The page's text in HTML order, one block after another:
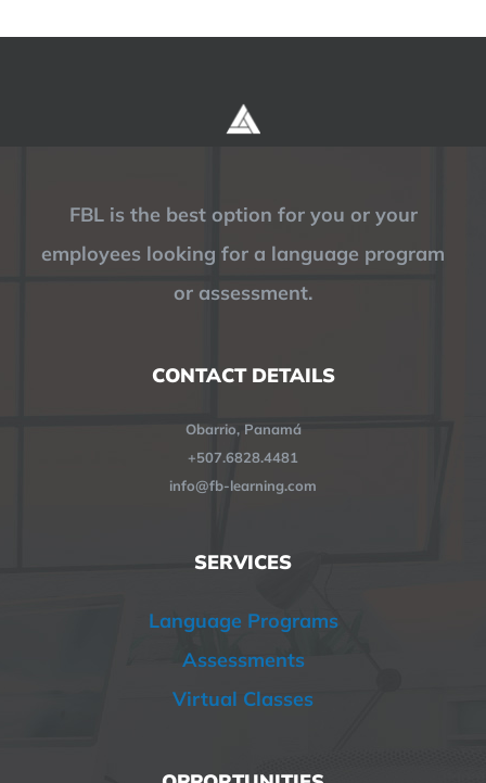
FBL is the best option for you or your
employees looking for a language program
or assessment.
CONTACT DETAILS
Obarrio, Panamá
+507.6828.4481
info@fb-learning.com
SERVICES
Language Programs
Assessments
Virtual Classes